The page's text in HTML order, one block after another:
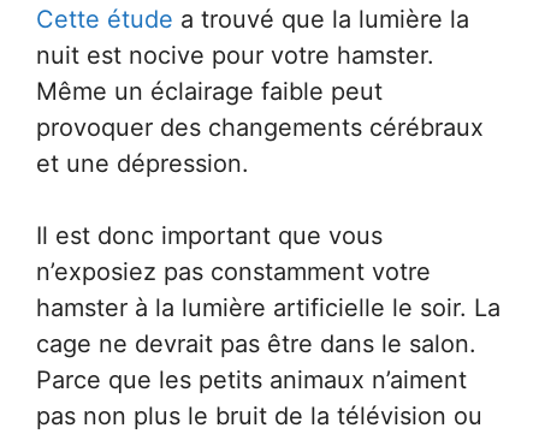
Cette étude a trouvé que la lumière la
nuit est nocive pour votre hamster.
Même un éclairage faible peut
provoquer des changements cérébraux
et une dépression.
Il est donc important que vous
n’exposiez pas constamment votre
hamster à la lumière artificielle le soir. La
cage ne devrait pas être dans le salon.
Parce que les petits animaux n’aiment
pas non plus le bruit de la télévision ou